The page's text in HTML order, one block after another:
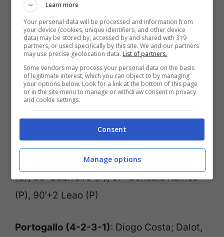
prestazione sontuosa da parte dei lusitani
che ora se la vedranno con il Marocco.
Il tabellino di Portogallo-
Svizzera
Portogallo-Svizzera 6-1
Marcatori: 17′ Goncalo Ramos (P), 33′
Pepe (P), 51′ Goncalo Ramos (P), 58′ Akanji
(S), 55′ Guerreiro (P), 67′ Goncalo Ramos
(P), 90’+2 Leao (P)
Portogallo (4-2-3-1): Diogo Costa; Dalot,
Learn more
Your personal data will be processed and information from
your device (cookies, unique identifiers, and other device
data) may be stored by, accessed by and shared with 319
partners, or used specifically by this site. We and our partners
may use precise geolocation data. List of partners.
Some vendors may process your personal data on the basis
of legitimate interest, which you can object to by managing
your options below. Look for a link at the bottom of this page
or in the site menu to manage or withdraw consent in privacy
and cookie settings.
Consent
Manage options